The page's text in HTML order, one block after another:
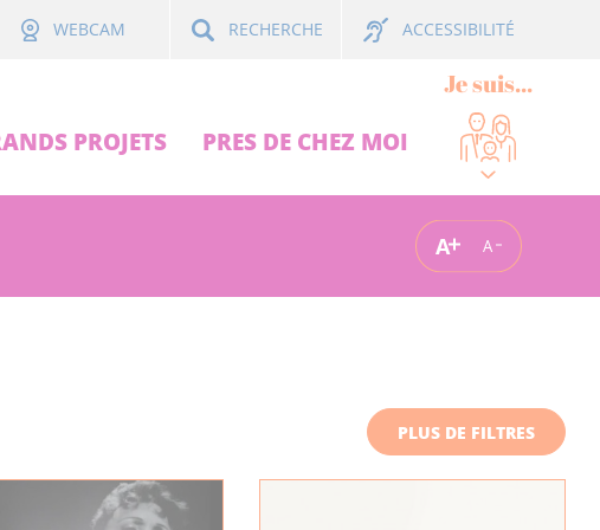
WEBCAM RECHERCHE ACCESSIBILITÉ
PROJETS PRES DE CHEZ MOI
Je suis...
A A
PLUS DE FILTRES